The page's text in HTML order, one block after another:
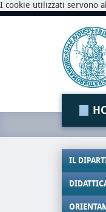
I cookie utilizzati servono
IL